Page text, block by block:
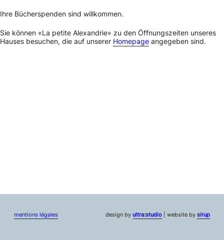
Ihre Bücherspenden sind willkommen.
Sie können «La petite Alexandrie» zu den Öffnungszeiten unseres
Hauses besuchen, die auf unserer Homepage angegeben sind.
mentions légales design by ultra:studio | website by sirup